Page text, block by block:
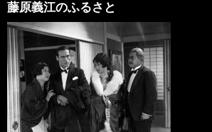
藤原義江のふるさと